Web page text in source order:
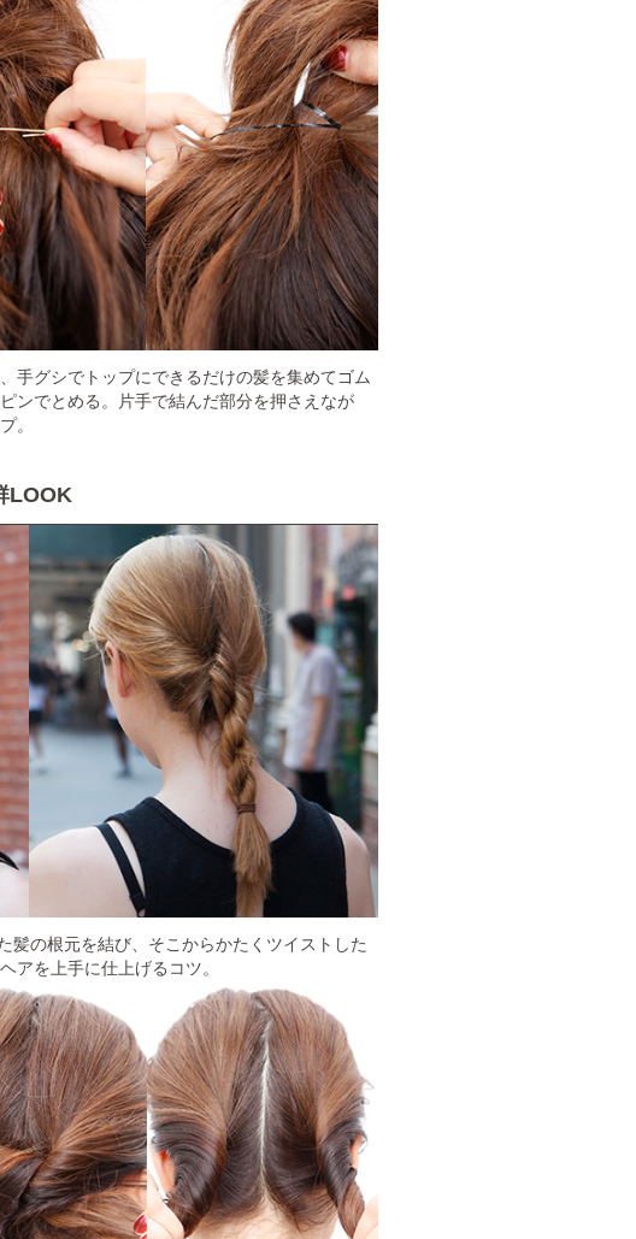
手グシでトップにできるだけの髪を集めてゴム
ンでとめる。片手で結んだ部分を押さえなが
。
LOOK
髪の根元を結び、そこからかたくツイストした
アを上手に仕上げるコツ。